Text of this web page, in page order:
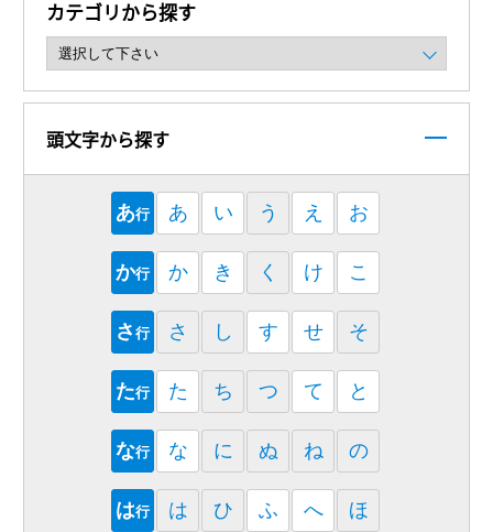
カテゴリから探す
頭文字から探す
あ行 あ い う え お
か行 か き く け こ
さ 行 さ し す せ そ
た行 た ち つ て と
な行 な に ぬ ね の
は行 は ひ ふ へ ほ